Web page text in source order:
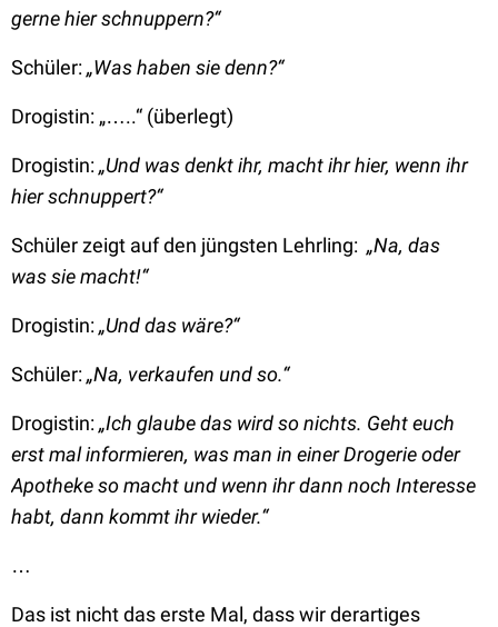
gerne hier schnuppern?“
Schüler:„Was haben sie denn?“
Drogistin: „…..“ (überlegt)
Drogistin:„Und was denkt ihr, macht ihr hier, wenn ihr
hier schnuppert?“
Schüler zeigt auf den jüngsten Lehrling: „Na, das
was sie macht!“
Drogistin:„Und das wäre?“
Schüler:„Na, verkaufen und so.“
Drogistin:„Ich glaube das wird so nichts. Geht euch
erst mal informieren, was man in einer Drogerie oder
Apotheke so macht und wenn ihr dann noch Interesse
habt, dann kommt ihr wieder.“
…
Das ist nicht das erste Mal, dass wir derartiges